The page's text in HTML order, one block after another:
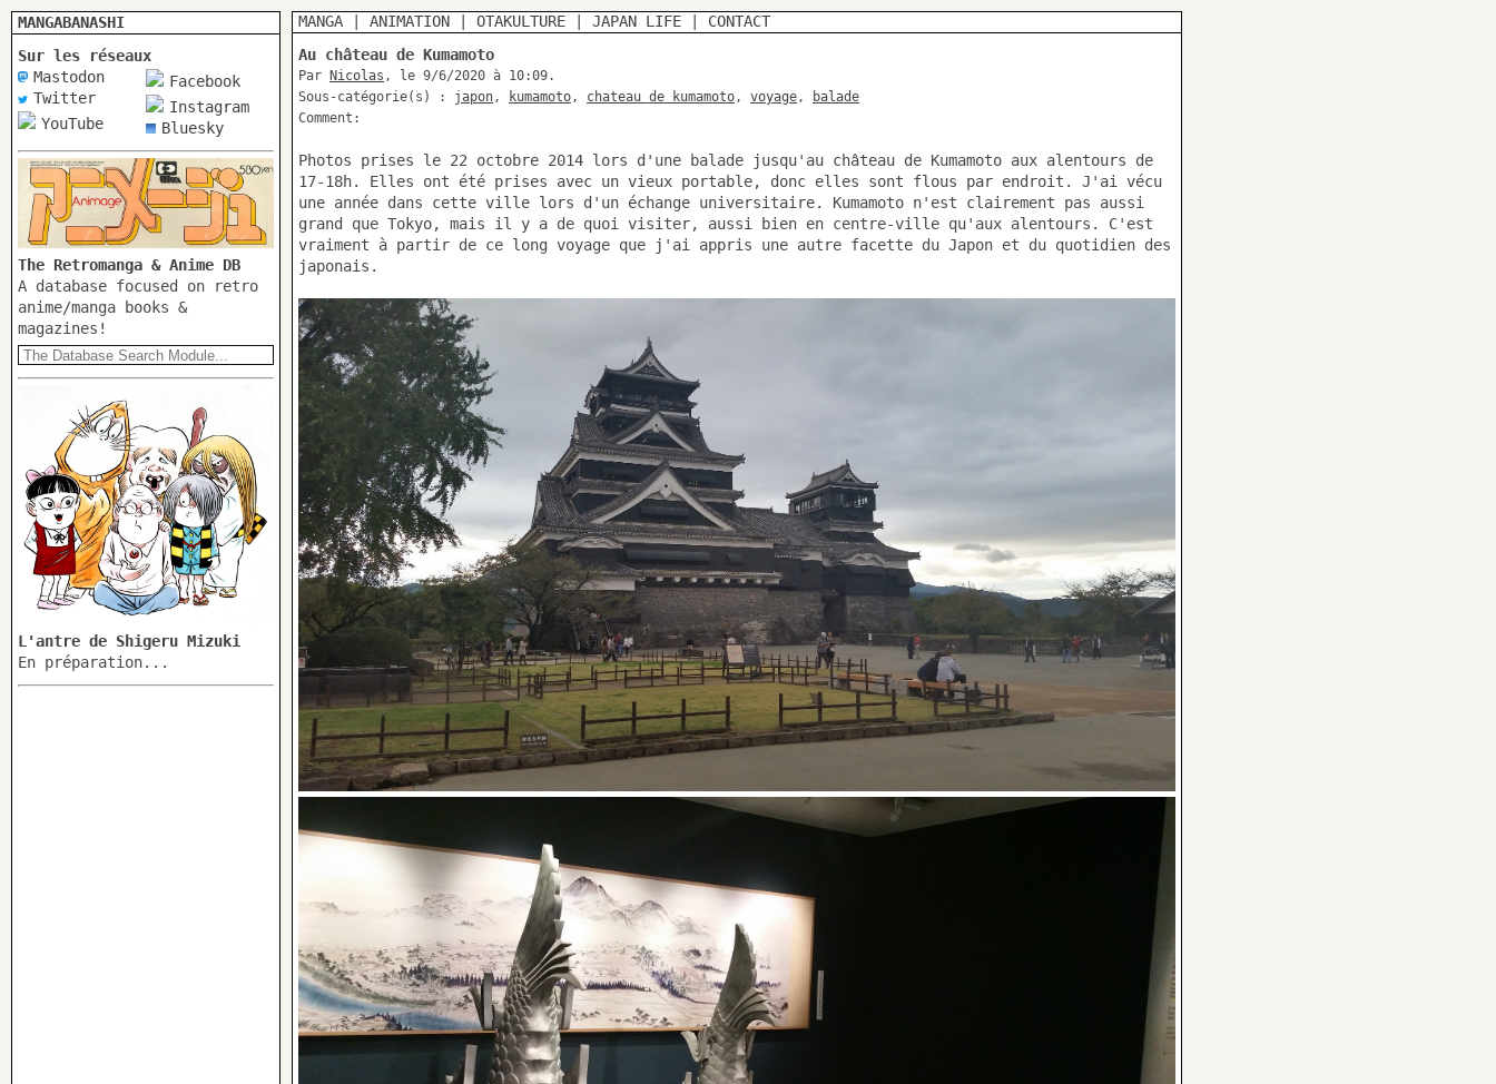
MANGABANASHI
Sur les réseaux
Mastodon
Twitter
YouTube
Facebook
Instagram
Bluesky
The Retromanga & Anime DB
A database focused on retro
anime/manga books &
magazines!
L'antre de Shigeru Mizuki
En préparation...
MANGA ANIMATION OTAKULTURE JAPAN LIFE
CONTACT
Au château de Kumamoto
Par Nicolas , le 9/6/2020 à 10:09.
Sous-catégorie(s) : japon, kumamoto, chateau de kumamoto, voyage,
balade
Comment:
Photos prises le 22 octobre 2014 lors d'une balade jusqu'au château de Kumamoto aux alentours de
17-18h. Elles ont été prises avec un vieux portable, donc elles sont flous par endroit. J'ai vécu
une année dans cette ville lors d'un échange universitaire. Kumamoto n'est clairement pas aussi
grand que Tokyo, mais il y a de quoi visiter, aussi bien en centre-ville qu'aux alentours. C'est
vraiment à partir de ce long voyage que j'ai appris une autre facette du Japon et du quotidien des
japonais.